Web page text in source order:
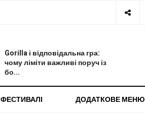
Gorilla і відповідальна гра:
чому ліміти важливі поруч із
бо...
ДОДАТКОВЕ МЕНЮ
ФЕСТИВАЛІ